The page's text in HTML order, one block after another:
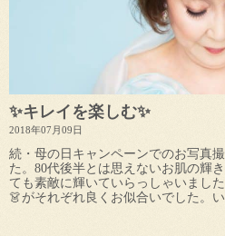
✨キレイを楽しむ✨
2018年07月09日
続・母の日キャンペーンでのお写真
た。80代後半とは思えないお肌の輝
ても素敵に輝いていらっしゃいまし
👗がそれぞれ良くお似合いでした。い